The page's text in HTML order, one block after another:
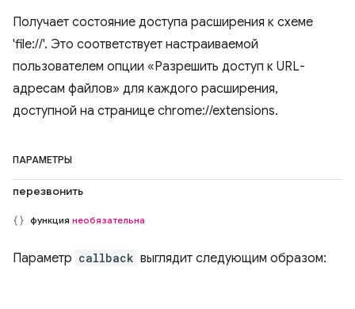
Получает состояние доступа расширения к схеме
'file://'. Это соответствует настраиваемой
пользователем опции «Разрешить доступ к URL-
адресам файлов» для каждого расширения,
доступной на странице chrome://extensions.
ПАРАМЕТРЫ
перезвонить
функция необязательна
Параметр callback выглядит следующим образом: